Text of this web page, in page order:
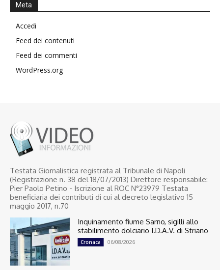
Meta
Accedi
Feed dei contenuti
Feed dei commenti
WordPress.org
Testata Giornalistica registrata al Tribunale di Napoli
(Registrazione n. 38 del 18/07/2013) Direttore responsabile:
Pier Paolo Petino - Iscrizione al ROC N°23979 Testata
beneficiaria dei contributi di cui al decreto legislativo 15
maggio 2017, n.70
Inquinamento fiume Sarno, sigilli allo
stabilimento dolciario I.D.A.V. di Striano
Cronaca 06/08/2026